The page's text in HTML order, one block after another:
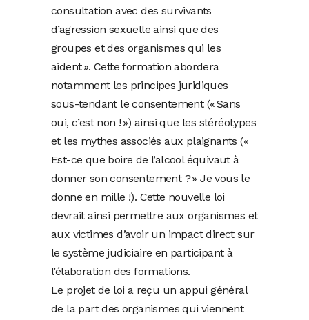
consultation avec des survivants
d’agression sexuelle ainsi que des
groupes et des organismes qui les
aident ». Cette formation abordera
notamment les principes juridiques
sous-tendant le consentement (« Sans
oui, c’est non ! ») ainsi que les stéréotypes
et les mythes associés aux plaignants («
Est-ce que boire de l’alcool équivaut à
donner son consentement ? » Je vous le
donne en mille !). Cette nouvelle loi
devrait ainsi permettre aux organismes et
aux victimes d’avoir un impact direct sur
le système judiciaire en participant à
l’élaboration des formations.
Le projet de loi a reçu un appui général
de la part des organismes qui viennent